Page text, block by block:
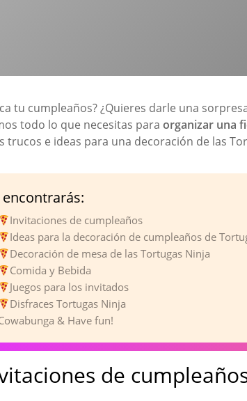
tu cumpleaños? ¿Quieres darle una
todo lo que necesitas para organizar una
trucos e ideas para una decoración de las
Invitaciones de cumpleaños
Ideas para la decoración de cumpleaños de
Decoración de mesa de las Tortugas Ninja
Comida y Bebida
Juegos para los invitados
Disfraces Tortugas Ninja
& Have fun!
de